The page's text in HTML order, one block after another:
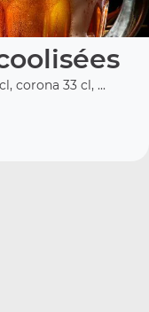
corona 33 cl, ...